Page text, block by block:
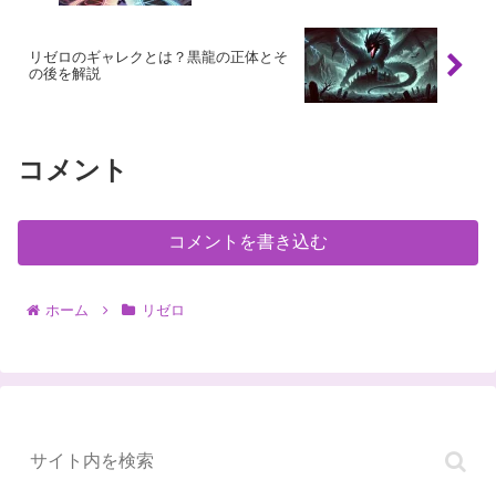
リゼロのギャレクとは？黒龍の正体とそ
の後を解説
コメント
コメントを書き込む
ホーム リゼロ